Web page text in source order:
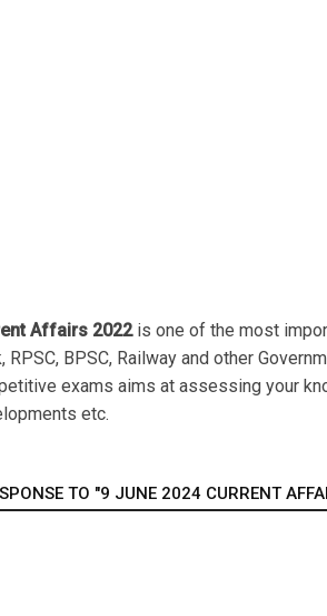
Affairs 2022is one of the most
RPSC, BPSC, Railway and other
exams aims at assessing your
etc.
TO "9 JUNE 2024 CURRENT